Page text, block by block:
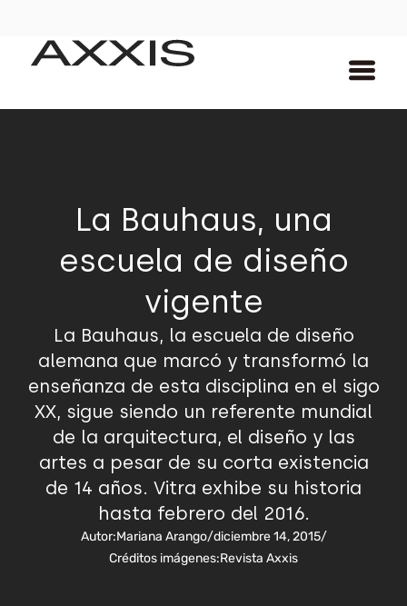
La Bauhaus, una
escuela de diseño
vigente
La Bauhaus, la escuela de diseño
alemana que marcó y transformó la
enseñanza de esta disciplina en el sigo
XX, sigue siendo un referente mundial
de la arquitectura, el diseño y las
artes a pesar de su corta existencia
de 14 años. Vitra exhibe su historia
hasta febrero del 2016.
Autor:Mariana Arango/diciembre 14, 2015/
Créditos imágenes:Revista Axxis